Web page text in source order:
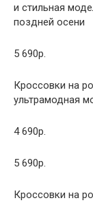
и стильная
поздней осени
5 690р.
Кроссовки на
ультрамодная
4 690р.
5 690р.
Кроссовки на